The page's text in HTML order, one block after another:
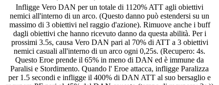
Infligge Vero DAN per un totale di 1120% ATT agli obiettivi
nemici all'interno di un arco. (Questo danno può estendersi su un
massimo di 3 obiettivi nel raggio d'azione). Rimuove anche i buff
dagli obiettivi che hanno ricevuto danno da questa abilità. Per i
prossimi 3.5s, causa Vero DAN pari al 70% di ATT a 3 obiettivi
nemici casuali all'interno di un arco ogni 0,25s. (Recupero: 4s.
Questo Eroe prende il 65% in meno di DAN ed è immune da
Paralisi e Stordimento. Quando l' Eroe attacca, infligge Paralizza
per 1.5 secondi e infligge il 400% di DAN ATT al suo bersaglio e